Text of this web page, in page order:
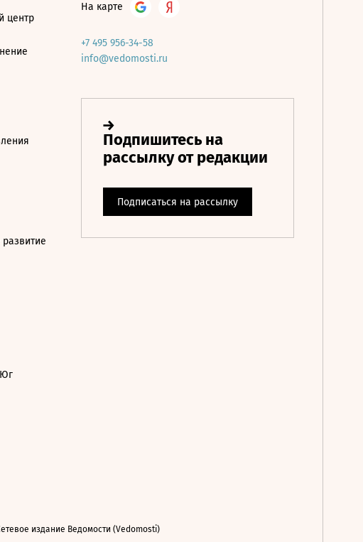
центр
На карте
+7 495 956-34-58
info@vedomosti.ru
издание Ведомости (Vedomosti)